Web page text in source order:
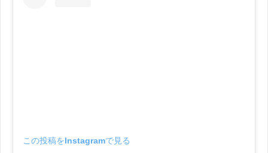
この投稿をInstagramで見る